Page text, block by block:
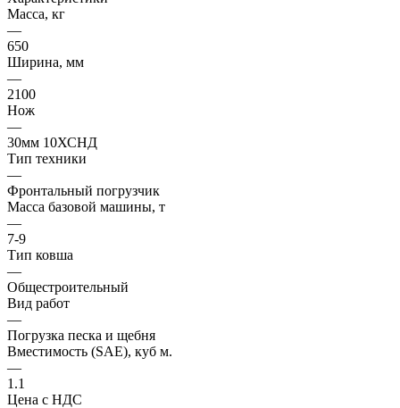
Масса, кг
—
650
Ширина, мм
—
2100
Нож
—
30мм 10ХСНД
Тип техники
—
Фронтальный погрузчик
Масса базовой машины, т
—
7-9
Тип ковша
—
Общестроительный
Вид работ
—
Погрузка песка и щебня
Вместимость (SAE), куб м.
—
1.1
Цена с НДС